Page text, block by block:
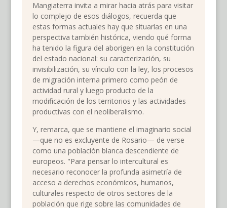
Mangiaterra invita a mirar hacia atrás para visitar
lo complejo de esos diálogos, recuerda que
estas formas actuales hay que situarlas en una
perspectiva también histórica, viendo qué forma
ha tenido la figura del aborigen en la constitución
del estado nacional: su caracterización, su
invisibilización, su vínculo con la ley, los procesos
de migración interna primero como peón de
actividad rural y luego producto de la
modificación de los territorios y las actividades
productivas con el neoliberalismo.
Y, remarca, que se mantiene el imaginario social
—que no es excluyente de Rosario— de verse
como una población blanca descendiente de
europeos. "Para pensar lo intercultural es
necesario reconocer la profunda asimetría de
acceso a derechos económicos, humanos,
culturales respecto de otros sectores de la
población que rige sobre las comunidades de